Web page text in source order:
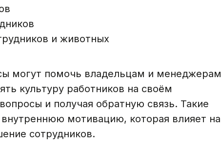
и животных
могут помочь владельцам и менеджерам
культуру работников на своём
и получая обратную связь. Такие
мотивацию, которая влияет на
сотрудников.